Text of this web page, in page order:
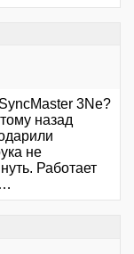
3Ne?
назад
не
Работает